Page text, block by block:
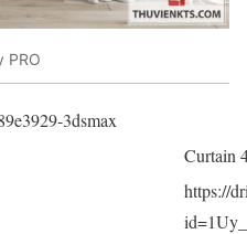
PRO
3dsmax
Curtain
https://